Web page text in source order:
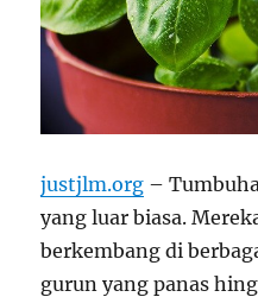
justjlm.org –
yang luar biasa.
berkembang di
gurun yang panas